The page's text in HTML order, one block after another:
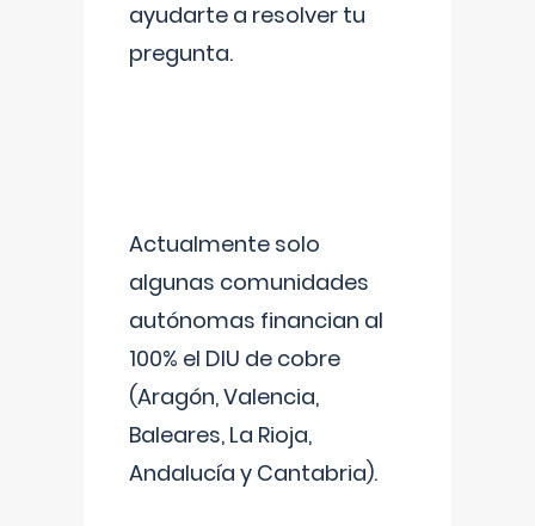
ayudarte a resolver tu
pregunta.
Actualmente solo
algunas comunidades
autónomas financian al
100% el DIU de cobre
(Aragón, Valencia,
Baleares, La Rioja,
Andalucía y Cantabria).